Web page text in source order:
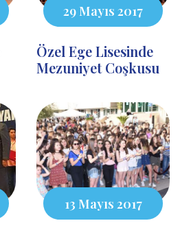
29 Mayıs 2017
Özel Ege Lisesinde
Mezuniyet Coşkusu
13 Mayıs 2017